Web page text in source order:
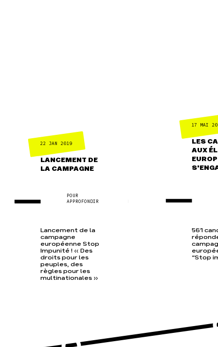
22 JAN 2019
LANCEMENT DE
LA CAMPAGNE
POUR
APPROFONDIR
Lancement de la
campagne
européenne Stop
Impunité ! « Des
droits pour les
peuples, des
règles pour les
multinationales »
17 MAI
LES
AUX
561
“Stop